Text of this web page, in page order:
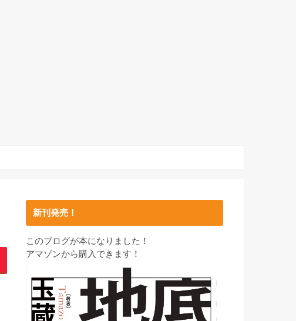
新刊発売！
このブログが本になりました！
アマゾンから購入できます！